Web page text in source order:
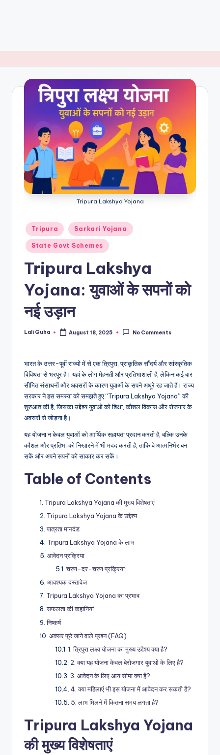
Tripura Lakshya Yojana
Posted
in
Tripura Sarkari Yojana
State Govt Schemes
Tripura Lakshya
Yojana: युवाओं के सपनों को
नई उड़ान
Posted
Lali Guha August 18, 2025 No Comments
भारत के उत्तर-पूर्वी राज्यों में से एक त्रिपुरा, प्राकृतिक सौंदर्य और सांस्कृतिक
विविधता से भरपूर है। यहां के लोग मेहनती और प्रतिभाशाली हैं, लेकिन कई बार
सीमित संसाधनों और अवसरों के कारण युवाओं के सपने अधूरे रह जाते हैं। राज्य
सरकार ने इस समस्या को समझते हुए “Tripura Lakshya Yojana” की
शुरुआत की है, जिसका उद्देश्य युवाओं को शिक्षा, कौशल विकास और रोजगार के
अवसरों से जोड़ना है।
यह योजना न केवल युवाओं को आर्थिक सहायता प्रदान करती है, बल्कि उनके
कौशल और प्रतिभा को निखारने में भी मदद करती है, ताकि वे आत्मनिर्भर बन
सकें और अपने सपनों को साकार कर सकें।
Table of Contents
Tripura Lakshya Yojana की मुख्य विशेषताएं
Tripura Lakshya Yojana के उद्देश्य
पात्रता मानदंड
Tripura Lakshya Yojana के लाभ
आवेदन प्रक्रिया
चरण-दर-चरण प्रक्रिया:
आवश्यक दस्तावेज
Tripura Lakshya Yojana का प्रभाव
सफलता की कहानियां
निष्कर्ष
अक्सर पूछे जाने वाले प्रश्न (FAQ)
1. त्रिपुरा लक्ष्य योजना का मुख्य उद्देश्य क्या है?
2. क्या यह योजना केवल बेरोजगार युवाओं के लिए है?
3. आवेदन के लिए आय सीमा क्या है?
4. क्या महिलाएं भी इस योजना में आवेदन कर सकती हैं?
5. लाभ मिलने में कितना समय लगता है?
Tripura Lakshya Yojana
की मुख्य विशेषताएं